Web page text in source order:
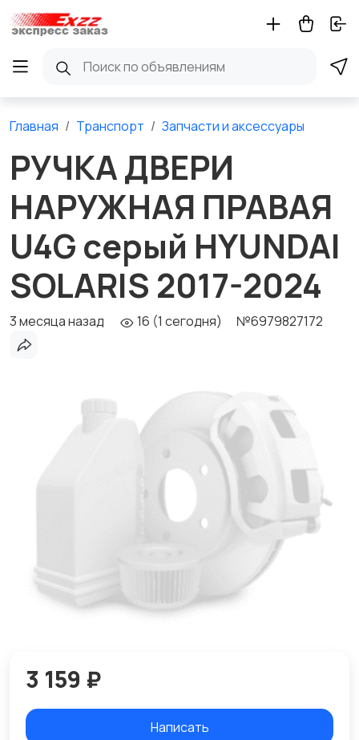
Главная Транспорт Запчасти и аксессуары
РУЧКА ДВЕРИ
НАРУЖНАЯ ПРАВАЯ
U4G серый HYUNDAI
SOLARIS 2017-2024
3 месяца назад 16 (1 сегодня) №6979827172
3 159 ₽
Написать